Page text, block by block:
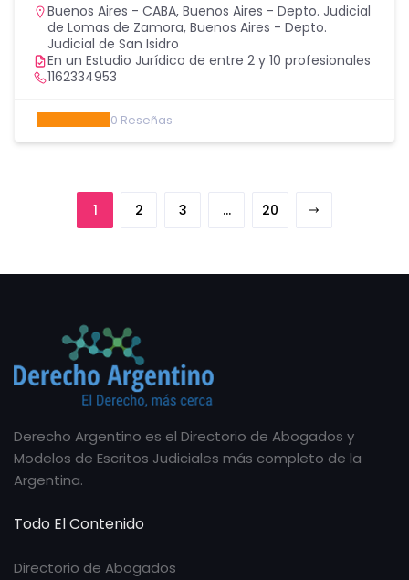
Buenos Aires - CABA, Buenos Aires - Depto. Judicial
de Lomas de Zamora, Buenos Aires - Depto.
Judicial de San Isidro
En un Estudio Jurídico de entre 2 y 10 profesionales
1162334953
0 Reseñas
1 2 3 … 20
Derecho Argentino es el Directorio de Abogados y
Modelos de Escritos Judiciales más completo de la
Argentina.
Todo El Contenido
Directorio de Abogados